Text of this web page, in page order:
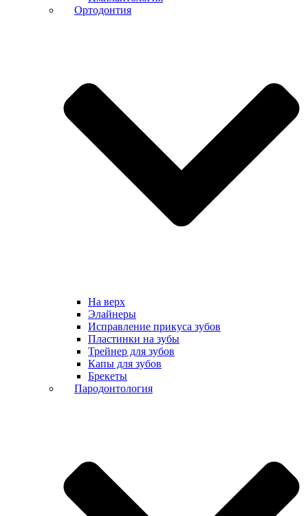
Ортодонтия
На верх
Элайнеры
Исправление прикуса зубов
Пластинки на зубы
Трейнер для зубов
Капы для зубов
Брекеты
Пародонтология